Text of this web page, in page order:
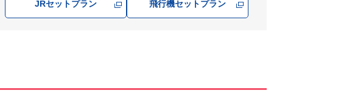
JRセットプラン 飛行機セットプラン